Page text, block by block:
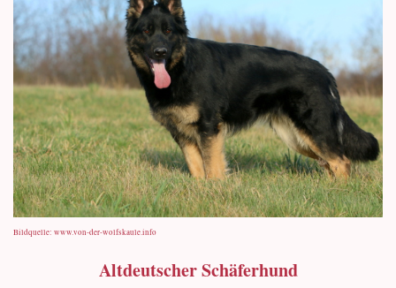
Bildquelle: www.von-der-wolfskaule.info
Altdeutscher Schäferhund